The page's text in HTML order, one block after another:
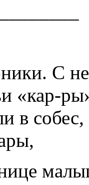
С
«кар-
в собес,